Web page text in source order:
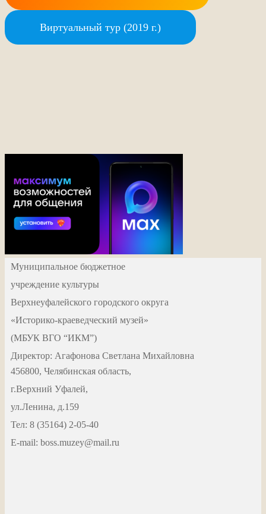
Виртуальный тур (2019 г.)
Муниципальное бюджетное
учреждение культуры
Верхнеуфалейского городского округа
«Историко-краеведческий музей»
(МБУК ВГО “ИКМ”)
Директор: Агафонова Светлана Михайловна
456800, Челябинская область,
г.Верхний Уфалей,
ул.Ленина, д.159
Тел: 8 (35164) 2-05-40
Е-mail: boss.muzey@mail.ru